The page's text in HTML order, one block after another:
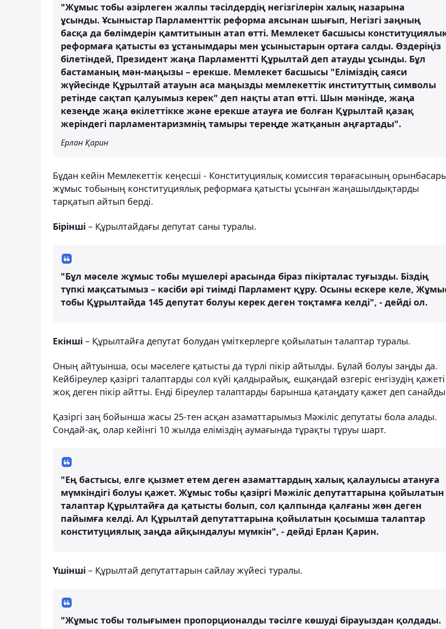
"Жұмыс тобы әзірлеген жалпы тәсілдердің негізгілерін халық назарына
ұсынды. Ұсыныстар Парламенттік реформа аясынан шығып, Негізгі заңның
басқа да бөлімдерін қамтитынын атап өтті. Мемлекет басшысы
реформаға қатысты өз ұстанымдары мен ұсыныстарын ортаға салды. Өздеріңіз
білетіндей, Президент жаңа Парламентті Құрылтай деп атауды ұсынды. Бұл
бастаманың мән-маңызы – ерекше. Мемлекет басшысы "Еліміздің саяси
жүйесінде Құрылтай атауын аса маңызды мемлекеттік институттың символы
ретінде сақтап қалуымыз керек" деп нақты атап өтті. Шын мәнінде, жаңа
кезеңде жаңа өкілеттікке және ерекше атауға ие болған Құрылтай қазақ
жеріндегі парламентаризмнің тамыры тереңде жатқанын аңғартады".
Ерлан Қарин
Бұдан кейін Мемлекеттік кеңесші - Конституциялық комиссия төрағасының
жұмыс тобының конституциялық реформаға қатысты ұсынған жаңашылдықтарды
тарқатып айтып берді.
Бірінші – Құрылтайдағы депутат саны туралы.
"Бұл мәселе жұмыс тобы мүшелері арасында біраз пікірталас туғызды. Біздің
түпкі мақсатымыз – кәсіби әрі тиімді Парламент құру. Осыны ескере келе,
тобы Құрылтайда 145 депутат болуы керек деген тоқтамға келді", - дейді ол.
Екінші – Құрылтайға депутат болудан үміткерлерге қойылатын талаптар туралы.
Оның айтуынша, осы мәселеге қатысты да түрлі пікір айтылды. Бұлай болуы заңды да.
Кейбіреулер қазіргі талаптарды сол күйі қалдырайық, ешқандай өзгеріс енгізудің қажеті
жоқ деген пікір айтты. Енді біреулер талаптарды барынша қатаңдату қажет деп
Қазіргі заң бойынша жасы 25-тен асқан азаматтарымыз Мәжіліс депутаты бола алады.
Сондай-ақ, олар кейінгі 10 жылда еліміздің аумағында тұрақты тұруы шарт.
"Ең бастысы, елге қызмет етем деген азаматтардың халық қалаулысы атануға
мүмкіндігі болуы қажет. Жұмыс тобы қазіргі Мәжіліс депутаттарына қойылатын
талаптар Құрылтайға да қатысты болып, сол қалпында қалғаны жөн деген
пайымға келді. Ал Құрылтай депутаттарына қойылатын қосымша талаптар
конституциялық заңда айқындалуы мүмкін", - дейді Ерлан Қарин.
Үшінші – Құрылтай депутаттарын сайлау жүйесі туралы.
"Жұмыс тобы толығымен пропорционалды тәсілге көшуді бірауыздан қолдады.